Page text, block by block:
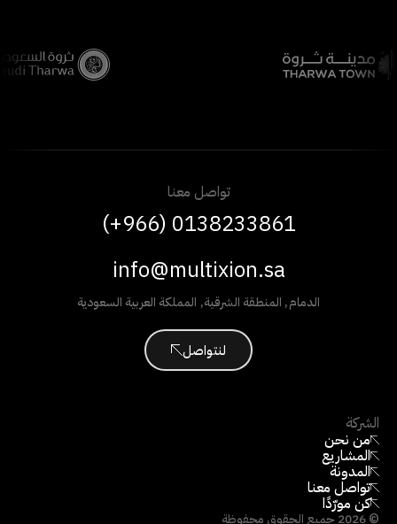
الشركة
من نحن
المشاريع
المدونة
تواصل معنا
كن مورّدًا
©
2026جميع الحقوق محفوظة
تواصل معنا
(+966) 0138233861
info@multixion.sa
الدمام, المنطقة الشرقية, المملكة العربية السعودية
لنتواصل